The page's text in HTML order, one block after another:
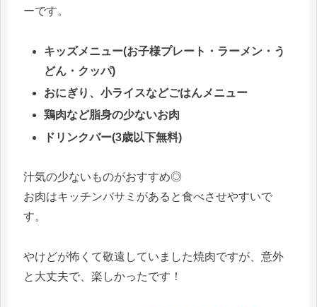
ーです。
キッズメニュー(お子様プレート・ラーメン・う
どん・クッパ)
おにぎり、小ライスなどごはんメニュー
鶏肉など脂身の少ないお肉
ドリンクバー(3歳以下無料)
汁気の少ないものがおすすめ◎
お肉はキッチンバサミがあると食べさせやすいで
す。
やけどが怖くて敬遠していました焼肉ですが、意外
と大丈夫で、楽しかったです！